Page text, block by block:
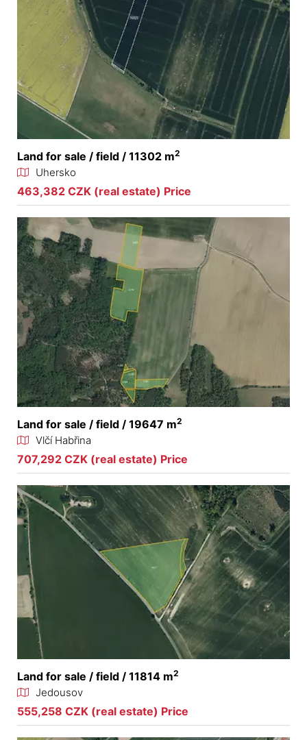
Land for sale / field / 11302 m2
Uhersko
463,382 CZK (real estate) Price
Land for sale / field / 19647 m2
Vlčí Habřina
707,292 CZK (real estate) Price
Land for sale / field / 11814 m2
Jedousov
555,258 CZK (real estate) Price